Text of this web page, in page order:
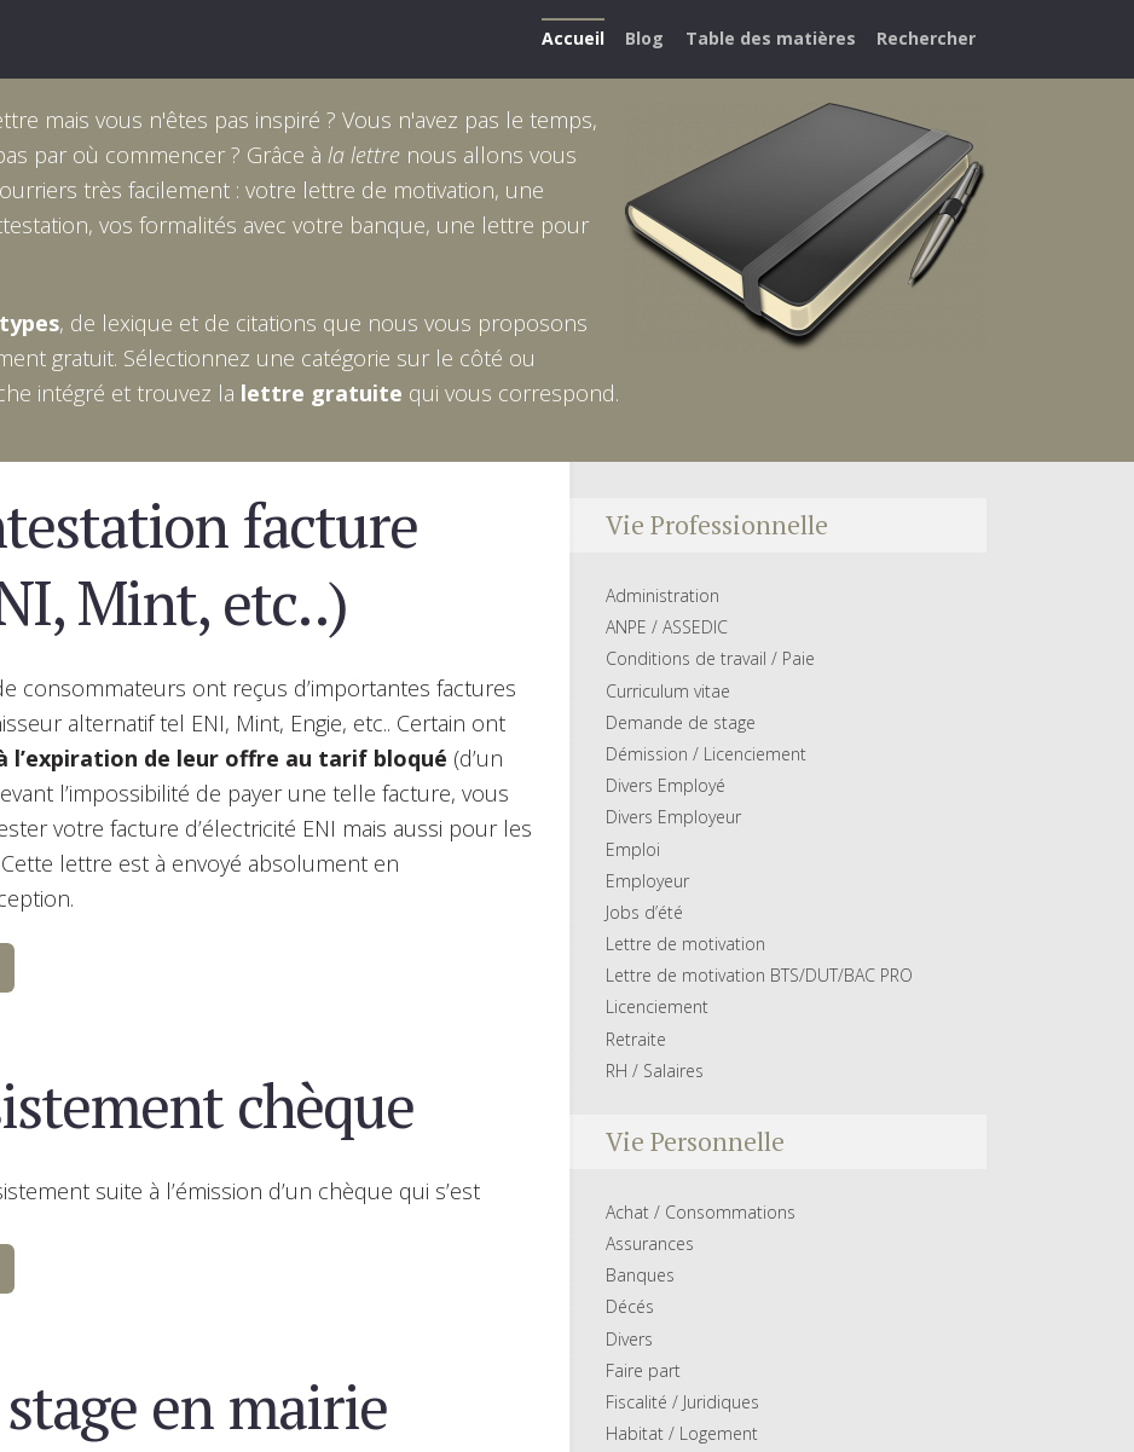
Accueil Blog Table des matières Rechercher
mais vous n'êtes pas inspiré ? Vous n'avez pas le temps,
par où commencer ? Grâce à la lettrenous allons vous
très facilement : votre lettre de motivation, une
vos formalités avec votre banque, une lettre pour
, de lexique et de citations que nous vous proposons
gratuit. Sélectionnez une catégorie sur le côté ou
intégré et trouvez la lettre gratuite qui vous correspond.
facture
Mint, etc..)
consommateurs ont reçus d’importantes factures
alternatif tel ENI, Mint, Engie, etc.. Certain ont
l’expiration de leur offre au tarif bloqué (d’un
l’impossibilité de payer une telle facture, vous
votre facture d’électricité ENI mais aussi pour les
lettre est à envoyé absolument en
chèque
suite à l’émission d’un chèque qui s’est
en mairie
Vie Professionnelle
Administration
ANPE / ASSEDIC
Conditions de travail / Paie
Curriculum vitae
Demande de stage
Démission / Licenciement
Divers Employé
Divers Employeur
Emploi
Employeur
Jobs d’été
Lettre de motivation
Lettre de motivation BTS/DUT/BAC PRO
Licenciement
Retraite
RH / Salaires
Vie Personnelle
Achat / Consommations
Assurances
Banques
Décés
Divers
Faire part
Fiscalité / Juridiques
Habitat / Logement